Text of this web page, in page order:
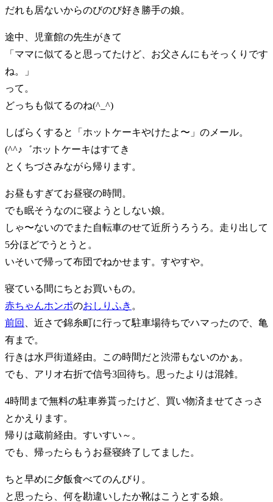
だれも居ないからのびのび好き勝手の娘。
途中、児童館の先生がきて
「ママに似てると思ってたけど、お父さんにもそっくりです
ね。」
って。
どっちも似てるのね(^_^)
しばらくすると「ホットケーキやけたよ〜」のメール。
(^^♪゛ホットケーキはすてき
とくちづさみながら帰ります。
お昼もすぎてお昼寝の時間。
でも眠そうなのに寝ようとしない娘。
しゃ〜ないのでまた自転車のせて近所うろうろ。走り出して
5分ほどでうとうと。
いそいで帰って布団でねかせます。すやすや。
寝ている間にちとお買いもの。
赤ちゃんホンポのおしりふき 。
前回
、近さで錦糸町に行って駐車場待ちでハマったので、亀
有まで。
行きは水戸街道経由。この時間だと渋滞もないのかぁ。
でも、アリオ右折で信号3回待ち。思ったよりは混雑。
4時間まで無料の駐車券貰ったけど、買い物済ませてさっさ
とかえります。
帰りは蔵前経由。すいすい～。
でも、帰ったらもうお昼寝終了してました。
ちと早めに夕飯食べてのんびり。
と思ったら、何を勘違いしたか靴はこうとする娘。